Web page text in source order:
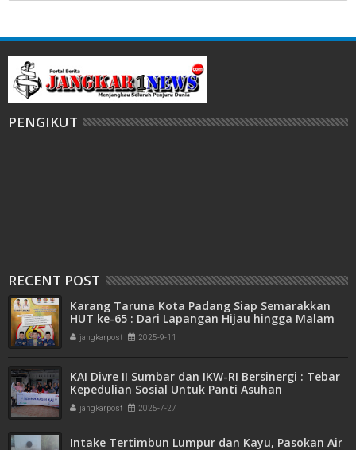
PENGIKUT
RECENT POST
Karang Taruna Kota Padang Siap Semarakkan
HUT ke-65 : Dari Lapangan Hijau hingga Malam
Kebersamaan
jangkarpost 2025-9-11
KAI Divre II Sumbar dan IKW-RI Bersinergi : Tebar
Kepedulian Sosial Untuk Panti Asuhan
jangkarpost 2025-7-27
Intake Tertimbun Lumpur dan Kayu, Pasokan Air